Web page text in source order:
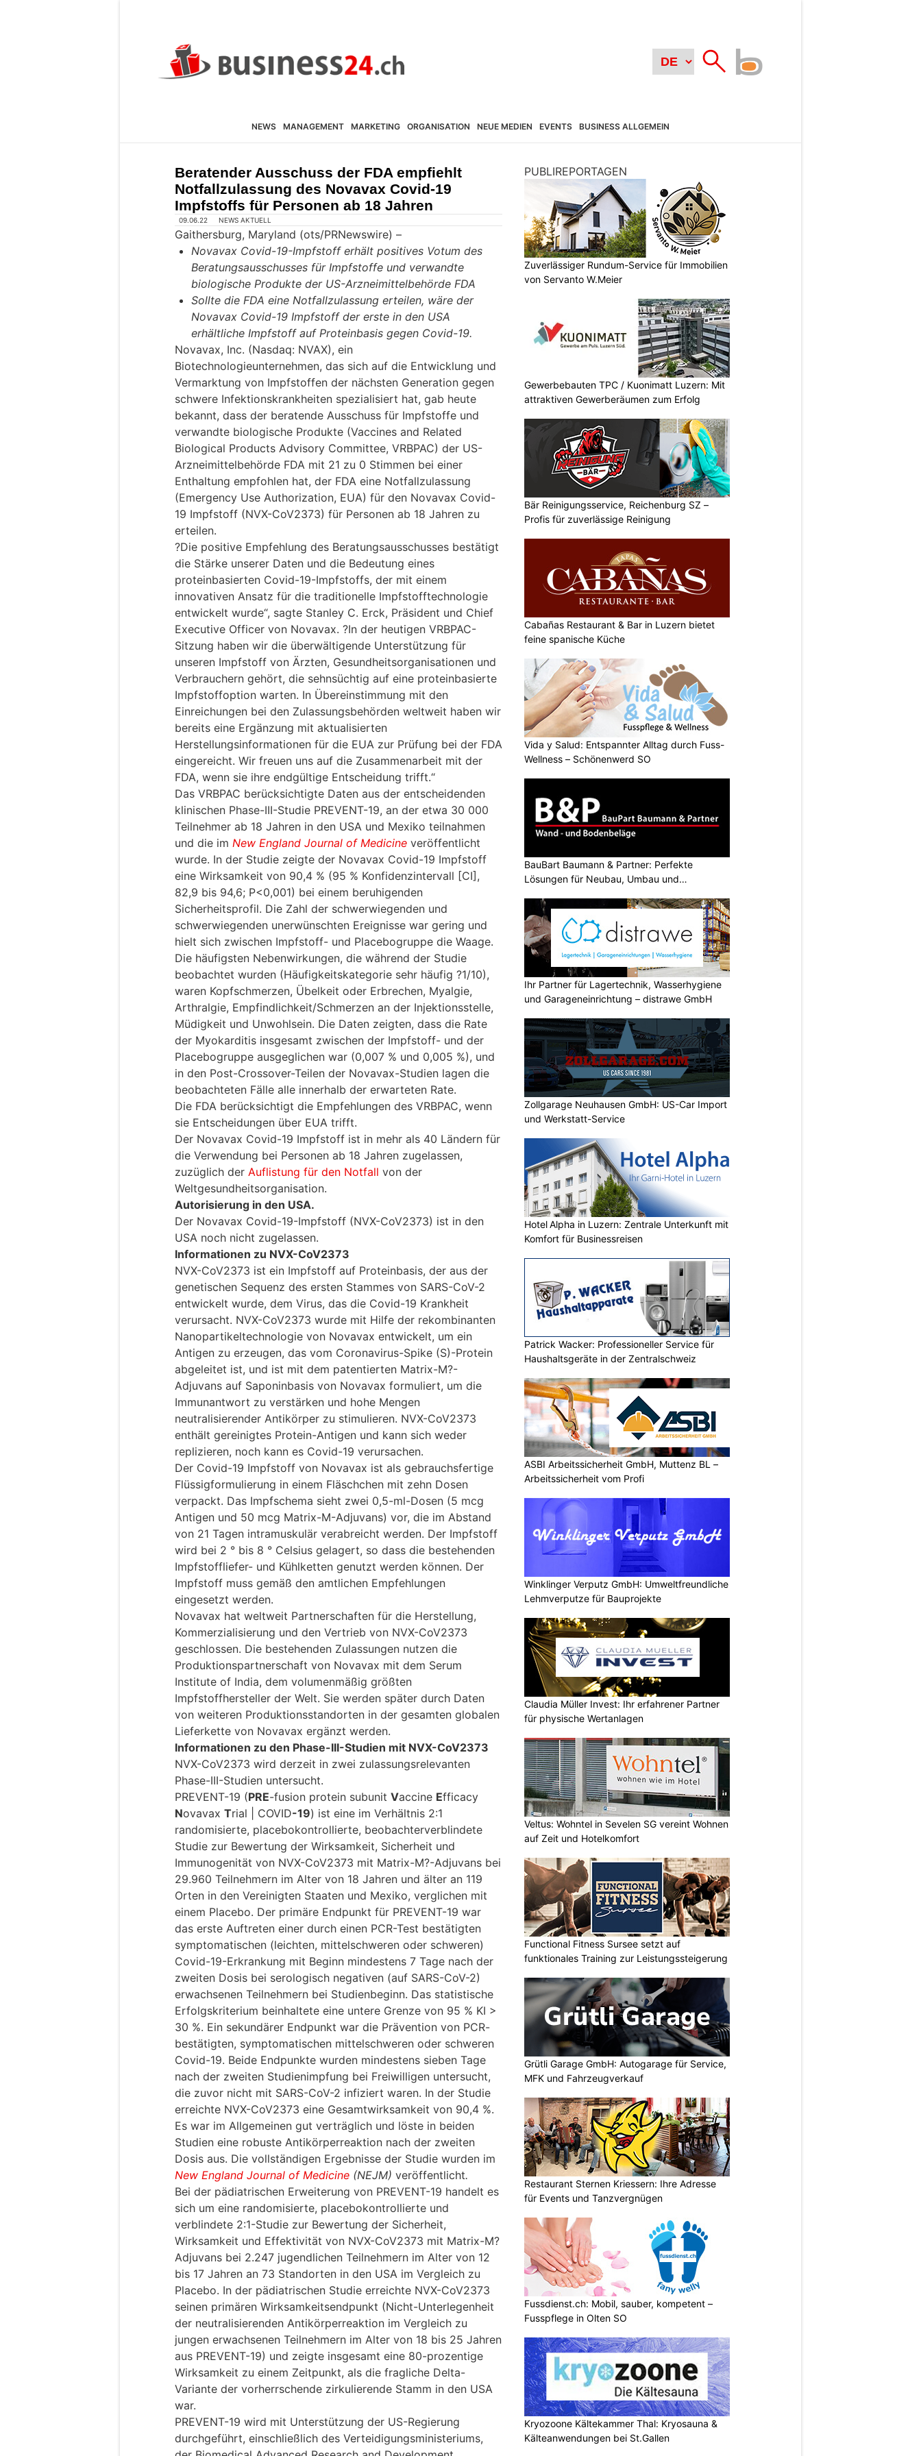
NEWS MANAGEMENT MARKETING ORGANISATION NEUE MEDIEN EVENTS BUSINESS ALLGEMEIN
Beratender Ausschuss der FDA empfiehlt
Notfallzulassung des Novavax Covid-19
Impfstoffs für Personen ab 18 Jahren
09.06.22 NEWS AKTUELL
Gaithersburg, Maryland (ots/PRNewswire) –
Novavax Covid-19-Impfstoff erhält positives Votum des
Beratungsausschusses für Impfstoffe und verwandte
biologische Produkte der US-Arzneimittelbehörde FDA
Sollte die FDA eine Notfallzulassung erteilen, wäre der
Novavax Covid-19 Impfstoff der erste in den USA
erhältliche Impfstoff auf Proteinbasis gegen Covid-19.
Novavax, Inc. (Nasdaq: NVAX), ein
Biotechnologieunternehmen, das sich auf die Entwicklung und
Vermarktung von Impfstoffen der nächsten Generation gegen
schwere Infektionskrankheiten spezialisiert hat, gab heute
bekannt, dass der beratende Ausschuss für Impfstoffe und
verwandte biologische Produkte (Vaccines and Related
Biological Products Advisory Committee, VRBPAC) der US-
Arzneimittelbehörde FDA mit 21 zu 0 Stimmen bei einer
Enthaltung empfohlen hat, der FDA eine Notfallzulassung
(Emergency Use Authorization, EUA) für den Novavax Covid-
19 Impfstoff (NVX-CoV2373) für Personen ab 18 Jahren zu
erteilen.
?Die positive Empfehlung des Beratungsausschusses bestätigt
die Stärke unserer Daten und die Bedeutung eines
proteinbasierten Covid-19-Impfstoffs, der mit einem
innovativen Ansatz für die traditionelle Impfstofftechnologie
entwickelt wurde“, sagte Stanley C. Erck, Präsident und Chief
Executive Officer von Novavax. ?In der heutigen VRBPAC-
Sitzung haben wir die überwältigende Unterstützung für
unseren Impfstoff von Ärzten, Gesundheitsorganisationen und
Verbrauchern gehört, die sehnsüchtig auf eine proteinbasierte
Impfstoffoption warten. In Übereinstimmung mit den
Einreichungen bei den Zulassungsbehörden weltweit haben wir
bereits eine Ergänzung mit aktualisierten
Herstellungsinformationen für die EUA zur Prüfung bei der FDA
eingereicht. Wir freuen uns auf die Zusammenarbeit mit der
FDA, wenn sie ihre endgültige Entscheidung trifft.“
Das VRBPAC berücksichtigte Daten aus der entscheidenden
klinischen Phase-III-Studie PREVENT-19, an der etwa 30 000
Teilnehmer ab 18 Jahren in den USA und Mexiko teilnahmen
und die im New England Journal of Medicine veröffentlicht
wurde. In der Studie zeigte der Novavax Covid-19 Impfstoff
eine Wirksamkeit von 90,4 % (95 % Konfidenzintervall [CI],
82,9 bis 94,6; P<0,001) bei einem beruhigenden
Sicherheitsprofil. Die Zahl der schwerwiegenden und
schwerwiegenden unerwünschten Ereignisse war gering und
hielt sich zwischen Impfstoff- und Placebogruppe die Waage.
Die häufigsten Nebenwirkungen, die während der Studie
beobachtet wurden (Häufigkeitskategorie sehr häufig ?1/10),
waren Kopfschmerzen, Übelkeit oder Erbrechen, Myalgie,
Arthralgie, Empfindlichkeit/Schmerzen an der Injektionsstelle,
Müdigkeit und Unwohlsein. Die Daten zeigten, dass die Rate
der Myokarditis insgesamt zwischen der Impfstoff- und der
Placebogruppe ausgeglichen war (0,007 % und 0,005 %), und
in den Post-Crossover-Teilen der Novavax-Studien lagen die
beobachteten Fälle alle innerhalb der erwarteten Rate.
Die FDA berücksichtigt die Empfehlungen des VRBPAC, wenn
sie Entscheidungen über EUA trifft.
Der Novavax Covid-19 Impfstoff ist in mehr als 40 Ländern für
die Verwendung bei Personen ab 18 Jahren zugelassen,
zuzüglich der Auflistung für den Notfall von der
Weltgesundheitsorganisation.
Autorisierung in den USA.
Der Novavax Covid-19-Impfstoff (NVX-CoV2373) ist in den
USA noch nicht zugelassen.
Informationen zu NVX-CoV2373
NVX-CoV2373 ist ein Impfstoff auf Proteinbasis, der aus der
genetischen Sequenz des ersten Stammes von SARS-CoV-2
entwickelt wurde, dem Virus, das die Covid-19 Krankheit
verursacht. NVX-CoV2373 wurde mit Hilfe der rekombinanten
Nanopartikeltechnologie von Novavax entwickelt, um ein
Antigen zu erzeugen, das vom Coronavirus-Spike (S)-Protein
abgeleitet ist, und ist mit dem patentierten Matrix-M?-
Adjuvans auf Saponinbasis von Novavax formuliert, um die
Immunantwort zu verstärken und hohe Mengen
neutralisierender Antikörper zu stimulieren. NVX-CoV2373
enthält gereinigtes Protein-Antigen und kann sich weder
replizieren, noch kann es Covid-19 verursachen.
Der Covid-19 Impfstoff von Novavax ist als gebrauchsfertige
Flüssigformulierung in einem Fläschchen mit zehn Dosen
verpackt. Das Impfschema sieht zwei 0,5-ml-Dosen (5 mcg
Antigen und 50 mcg Matrix-M-Adjuvans) vor, die im Abstand
von 21 Tagen intramuskulär verabreicht werden. Der Impfstoff
wird bei 2 ° bis 8 ° Celsius gelagert, so dass die bestehenden
Impfstoffliefer- und Kühlketten genutzt werden können. Der
Impfstoff muss gemäß den amtlichen Empfehlungen
eingesetzt werden.
Novavax hat weltweit Partnerschaften für die Herstellung,
Kommerzialisierung und den Vertrieb von NVX-CoV2373
geschlossen. Die bestehenden Zulassungen nutzen die
Produktionspartnerschaft von Novavax mit dem Serum
Institute of India, dem volumenmäßig größten
Impfstoffhersteller der Welt. Sie werden später durch Daten
von weiteren Produktionsstandorten in der gesamten globalen
Lieferkette von Novavax ergänzt werden.
Informationen zu den Phase-III-Studien mit NVX-CoV2373
NVX-CoV2373 wird derzeit in zwei zulassungsrelevanten
Phase-III-Studien untersucht.
PREVENT-19 (PRE-fusion protein subunit Vaccine Efficacy
Novavax Trial | COVID-19) ist eine im Verhältnis 2:1
randomisierte, placebokontrollierte, beobachterverblindete
Studie zur Bewertung der Wirksamkeit, Sicherheit und
Immunogenität von NVX-CoV2373 mit Matrix-M?-Adjuvans bei
29.960 Teilnehmern im Alter von 18 Jahren und älter an 119
Orten in den Vereinigten Staaten und Mexiko, verglichen mit
einem Placebo. Der primäre Endpunkt für PREVENT-19 war
das erste Auftreten einer durch einen PCR-Test bestätigten
symptomatischen (leichten, mittelschweren oder schweren)
Covid-19-Erkrankung mit Beginn mindestens 7 Tage nach der
zweiten Dosis bei serologisch negativen (auf SARS-CoV-2)
erwachsenen Teilnehmern bei Studienbeginn. Das statistische
Erfolgskriterium beinhaltete eine untere Grenze von 95 % KI >
30 %. Ein sekundärer Endpunkt war die Prävention von PCR-
bestätigten, symptomatischen mittelschweren oder schweren
Covid-19. Beide Endpunkte wurden mindestens sieben Tage
nach der zweiten Studienimpfung bei Freiwilligen untersucht,
die zuvor nicht mit SARS-CoV-2 infiziert waren. In der Studie
erreichte NVX-CoV2373 eine Gesamtwirksamkeit von 90,4 %.
Es war im Allgemeinen gut verträglich und löste in beiden
Studien eine robuste Antikörperreaktion nach der zweiten
Dosis aus. Die vollständigen Ergebnisse der Studie wurden im
New England Journal of Medicine (NEJM) veröffentlicht.
Bei der pädiatrischen Erweiterung von PREVENT-19 handelt es
sich um eine randomisierte, placebokontrollierte und
verblindete 2:1-Studie zur Bewertung der Sicherheit,
Wirksamkeit und Effektivität von NVX-CoV2373 mit Matrix-M?
Adjuvans bei 2.247 jugendlichen Teilnehmern im Alter von 12
bis 17 Jahren an 73 Standorten in den USA im Vergleich zu
Placebo. In der pädiatrischen Studie erreichte NVX-CoV2373
seinen primären Wirksamkeitsendpunkt (Nicht-Unterlegenheit
der neutralisierenden Antikörperreaktion im Vergleich zu
jungen erwachsenen Teilnehmern im Alter von 18 bis 25 Jahren
aus PREVENT-19) und zeigte insgesamt eine 80-prozentige
Wirksamkeit zu einem Zeitpunkt, als die fragliche Delta-
Variante der vorherrschende zirkulierende Stamm in den USA
war.
PREVENT-19 wird mit Unterstützung der US-Regierung
durchgeführt, einschließlich des Verteidigungsministeriums,
PUBLIREPORTAGEN
Zuverlässiger Rundum-Service für Immobilien
von Servanto W.Meier
Gewerbebauten TPC / Kuonimatt Luzern: Mit
attraktiven Gewerberäumen zum Erfolg
Bär Reinigungsservice, Reichenburg SZ –
Profis für zuverlässige Reinigung
Cabañas Restaurant & Bar in Luzern bietet
feine spanische Küche
Vida y Salud: Entspannter Alltag durch Fuss-
Wellness – Schönenwerd SO
BauBart Baumann & Partner: Perfekte
Lösungen für Neubau, Umbau und
Ihr Partner für Lagertechnik, Wasserhygiene
und Garageneinrichtung – distrawe GmbH
Zollgarage Neuhausen GmbH: US-Car Import
und Werkstatt-Service
Hotel Alpha in Luzern: Zentrale Unterkunft mit
Komfort für Businessreisen
Patrick Wacker: Professioneller Service für
Haushaltsgeräte in der Zentralschweiz
ASBI Arbeitssicherheit GmbH, Muttenz BL –
Arbeitssicherheit vom Profi
Winklinger Verputz GmbH: Umweltfreundliche
Lehmverputze für Bauprojekte
Claudia Müller Invest: Ihr erfahrener Partner
für physische Wertanlagen
Veltus: Wohntel in Sevelen SG vereint Wohnen
auf Zeit und Hotelkomfort
Functional Fitness Sursee setzt auf
funktionales Training zur Leistungssteigerung
Grütli Garage GmbH: Autogarage für Service,
MFK und Fahrzeugverkauf
Restaurant Sternen Kriessern: Ihre Adresse
für Events und Tanzvergnügen
Fussdienst.ch: Mobil, sauber, kompetent –
Fusspflege in Olten SO
Kryozoone Kältekammer Thal: Kryosauna &
Kälteanwendungen bei St.Gallen